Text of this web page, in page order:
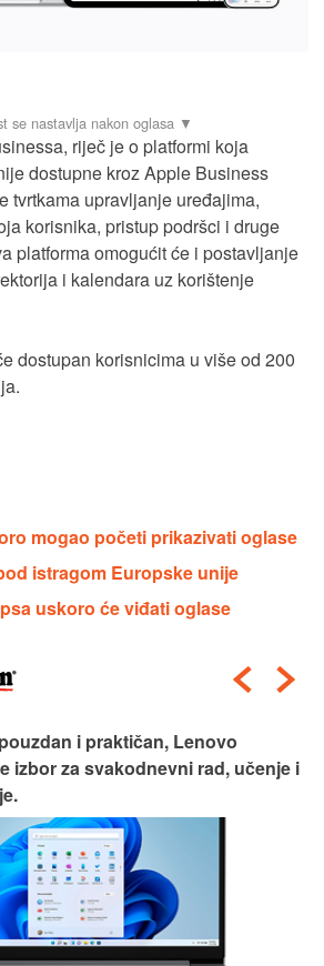
riječ je o platformi koja
dostupne kroz Apple Business
tvrtkama upravljanje uređajima,
korisnika, pristup podršci i druge
platforma omogućit će i postavljanje
i kalendara uz korištenje
dostupan korisnicima u više od 200
mogao početi prikazivati oglase
istragom Europske unije
uskoro će viđati oglase
i praktičan, Lenovo
izbor za svakodnevni rad, učenje i